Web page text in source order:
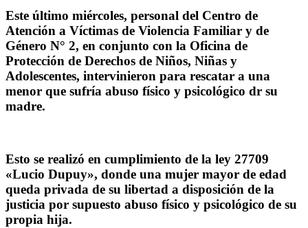
Este último miércoles, personal del Centro de
Atención a Víctimas de Violencia Familiar y de
Género N° 2, en conjunto con la Oficina de
Protección de Derechos de Niños, Niñas y
Adolescentes, intervinieron para rescatar a una
menor que sufría abuso físico y psicológico dr su
madre.
Esto se realizó en cumplimiento de la ley 27709
«Lucio Dupuy», donde una mujer mayor de edad
queda privada de su libertad a disposición de la
justicia por supuesto abuso físico y psicológico de su
propia hija.